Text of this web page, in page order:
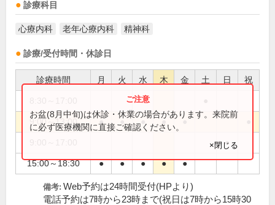
診療科目
心療内科 老年心療内科 精神科
診療/受付時間・休診日
診療時間 月 火 水 木 金 土 日 祝
9:00～13:00 ● ● ● ● ●
●
15:00～18:30 ● ● ● ● ●
お盆(8月中旬)は休診・休業の場合があります。来院前
に必ず医療機関に直接ご確認ください。
×閉じる
備考: Web予約は24時間受付(HPより)
電話予約は7時から23時まで(祝日は7時から15時30